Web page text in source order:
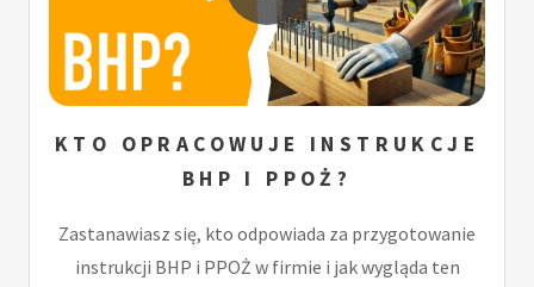
KTO OPRACOWUJE INSTRUKCJE
BHP I PPOŻ?
Zastanawiasz się, kto odpowiada za przygotowanie
instrukcji BHP i PPOŻ w firmie i jak wygląda ten